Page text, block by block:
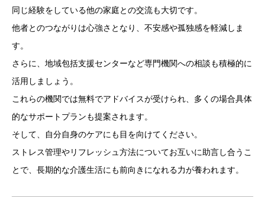
同じ経験をしている他の家庭との交流も大切です。
他者とのつながりは心強さとなり、不安感や孤独感を軽減しま
す。
さらに、地域包括支援センターなど専門機関への相談も積極的に
活用しましょう。
これらの機関では無料でアドバイスが受けられ、多くの場合具体
的なサポートプランも提案されます。
そして、自分自身のケアにも目を向けてください。
ストレス管理やリフレッシュ方法についてお互いに助言し合うこ
とで、長期的な介護生活にも前向きになれる力が養われます。